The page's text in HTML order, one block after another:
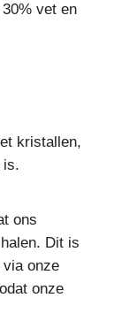
vet en
kristallen,
is.
ons
Dit is
via onze
onze